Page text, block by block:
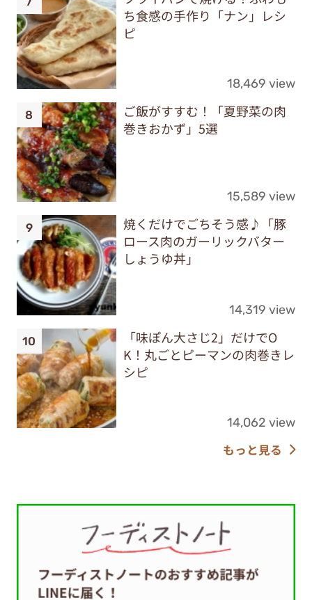
ち食感の手作り「ナン」レシ
ピ
18,469 view
ご飯がすすむ！「夏野菜の肉
巻きおかず」5選
15,589 view
焼くだけでごちそう感♪「豚
ロース肉のガーリックバター
しょうゆ丼」
14,319 view
「味ぽん大さじ2」だけでO
K！丸ごとピーマンの肉巻きレ
シピ
14,062 view
もっと見る